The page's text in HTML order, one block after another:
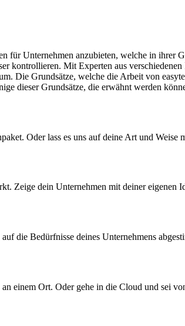
für Unternehmen anzubieten, welche in ihrer
kontrollieren. Mit Experten aus
Die Grundsätze, welche die Arbeit von
dieser Grundsätze, die erwähnt werden
Oder lass es uns auf deine Art und Weise
Zeige dein Unternehmen mit deiner eigenen
die Bedürfnisse deines Unternehmens
einem Ort. Oder gehe in die Cloud und sei